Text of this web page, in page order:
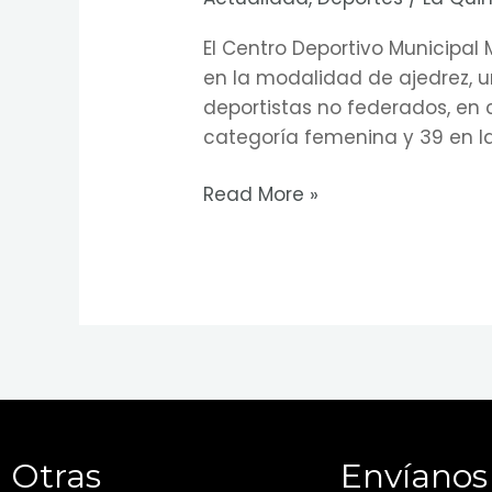
El Centro Deportivo
en la modalidad de ajedrez,
deportistas no federados, en
categoría femenina y 39 en
Read More »
Otras Envíanos